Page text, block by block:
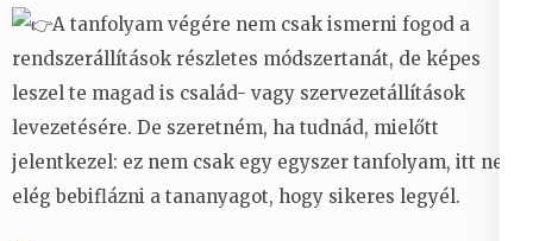
A tanfolyam végére nem csak ismerni fogod a
rendszerállítások részletes módszertanát, de képes
leszel te magad is család- vagy szervezetállítások
levezetésére. De szeretném, ha tudnád, mielőtt
jelentkezel: ez nem csak egy egyszer tanfolyam, itt nem
elég bebiflázni a tananyagot, hogy sikeres legyél.